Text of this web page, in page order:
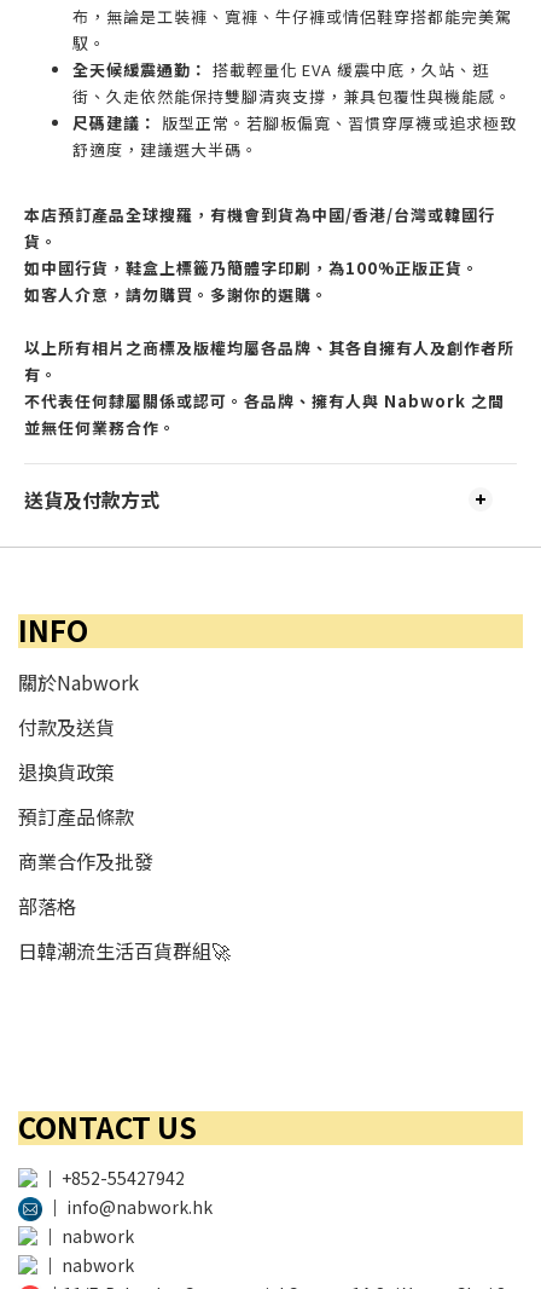
布，無論是工裝褲、寬褲、牛仔褲或情侶鞋穿搭都能完美駕
馭。
全天候緩震通勤： 搭載輕量化 EVA 緩震中底，久站、逛
街、久走依然能保持雙腳清爽支撐，兼具包覆性與機能感。
尺碼建議： 版型正常。若腳板偏寬、習慣穿厚襪或追求極致
舒適度，建議選大半碼。
本店預訂產品全球搜羅，有機會到貨為中國/香港/台灣或韓國行
貨。
如中國行貨，鞋盒上標籤乃簡體字印刷，為100%正版正貨。
如客人介意，請勿購買。多謝你的選購。
以上所有相片之商標及版權均屬各品牌、其各自擁有人及創作者所
有。
不代表任何隸屬關係或認可。各品牌、擁有人與 Nabwork 之間
並無任何業務合作。
送貨及付款方式
INFO
關於Nabwork
付款及送貨
退換貨政策
預訂產品條款
商業合作及批發
部落格
日韓潮流生活百貨群組🚀
CONTACT US
│ +852-55427942
│ info@nabwork.hk
│ nabwork
│ nabwork